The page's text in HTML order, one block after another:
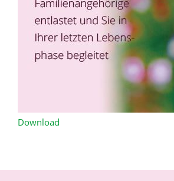
Download